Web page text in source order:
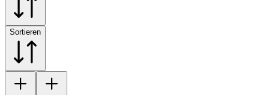
Sortieren